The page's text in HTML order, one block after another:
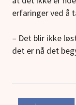
erfaringer ved å
– Det blir ikke
det er nå det